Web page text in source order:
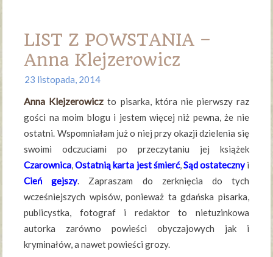
LIST Z POWSTANIA –
Anna Klejzerowicz
23 listopada, 2014
Anna Klejzerowicz to pisarka, która nie pierwszy raz
gości na moim blogu i jestem więcej niż pewna, że nie
ostatni. Wspomniałam już o niej przy okazji dzielenia się
swoimi odczuciami po przeczytaniu jej książek
Czarownica,Ostatnią karta jest śmierć,Sąd ostatecznyi
Cień gejszy. Zapraszam do zerknięcia do tych
wcześniejszych wpisów, ponieważ ta gdańska pisarka,
publicystka, fotograf i redaktor to nietuzinkowa
autorka zarówno powieści obyczajowych jak i
kryminałów, a nawet powieści grozy.